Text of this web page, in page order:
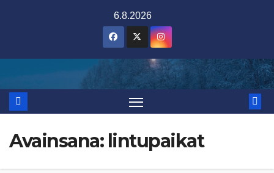
6.8.2026
Avainsana: lintupaikat